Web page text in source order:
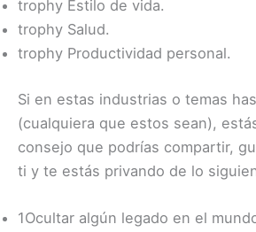
trophy Estilo de vida.
trophy Salud.
trophy Productividad personal.
Si en estas industrias o temas
(cualquiera que estos sean),
consejo que podrías compartir,
ti y te estás privando de lo
1Ocultar algún legado en el